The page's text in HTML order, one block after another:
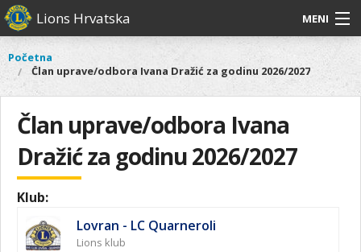
Skoči
na
sadržaj
Lions Hrvatska MENI
O nama
Lions Distrikt 126
Naši projekti
Aktivnosti
Glavni
izbornik
O
nama
Lions
Distrikt
126
Naši
projekti
Aktivnosti
Vi
ste
ovdje
Početna
Član uprave/odbora Ivana Dražić za godinu 2026/2027
Član uprave/odbora Ivana
Dražić za godinu 2026/2027
Klub:
Lovran - LC Quarneroli
Lions klub